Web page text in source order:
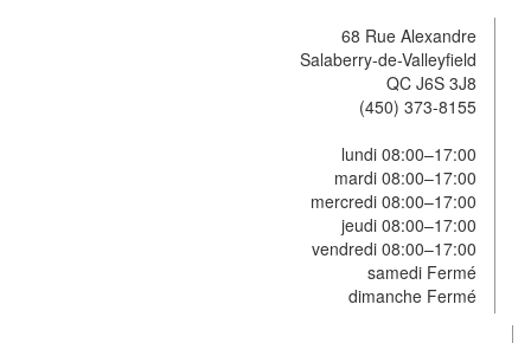
68 Rue Alexandre
Salaberry-de-Valleyfield
QC J6S 3J8
(450) 373-8155
lundi 08:00–17:00
mardi 08:00–17:00
mercredi 08:00–17:00
jeudi 08:00–17:00
vendredi 08:00–17:00
samedi Fermé
dimanche Fermé